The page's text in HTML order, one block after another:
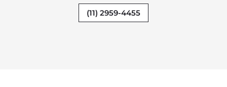
(11) 2959-4455